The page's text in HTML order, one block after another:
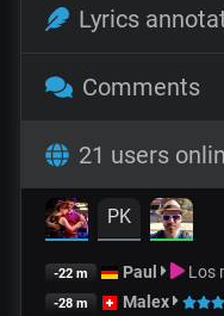
Lyrics
Comments
21 users
PK
-22 m Paul Los
-28 m Malex